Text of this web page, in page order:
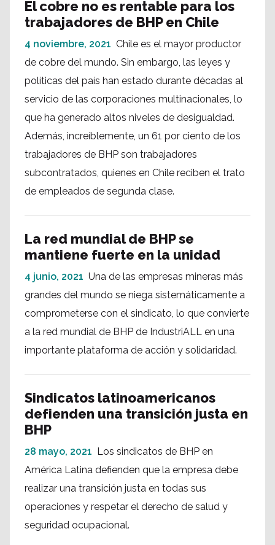
El cobre no es rentable para los
trabajadores de BHP en Chile
4 noviembre, 2021 Chile es el mayor productor
de cobre del mundo. Sin embargo, las leyes y
políticas del país han estado durante décadas al
servicio de las corporaciones multinacionales, lo
que ha generado altos niveles de desigualdad.
Además, increíblemente, un 61 por ciento de los
trabajadores de BHP son trabajadores
subcontratados, quienes en Chile reciben el trato
de empleados de segunda clase.
La red mundial de BHP se
mantiene fuerte en la unidad
4 junio, 2021 Una de las empresas mineras más
grandes del mundo se niega sistemáticamente a
comprometerse con el sindicato, lo que convierte
a la red mundial de BHP de IndustriALL en una
importante plataforma de acción y solidaridad.
Sindicatos latinoamericanos
defienden una transición justa en
BHP
28 mayo, 2021 Los sindicatos de BHP en
América Latina defienden que la empresa debe
realizar una transición justa en todas sus
operaciones y respetar el derecho de salud y
seguridad ocupacional.